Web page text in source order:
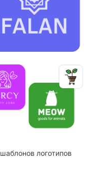
шаблонов логотипов